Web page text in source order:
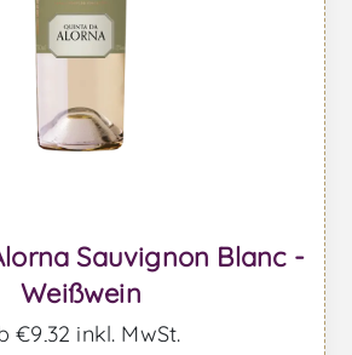
Sauvignon Blanc -
Weißwein
€9,32 inkl. MwSt.